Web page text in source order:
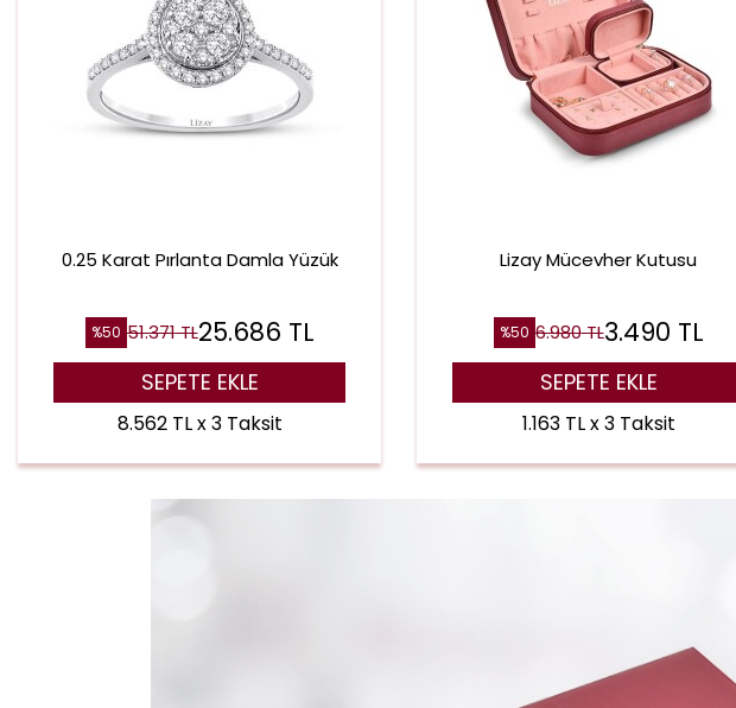
0.25 Karat Pırlanta Damla Yüzük
%50 51.371TL25.686 TL
SEPETE EKLE
8.562 TL x 3 Taksit
Lizay Mücevher Kutusu
%50 6.980TL3.490 TL
SEPETE EKLE
1.163 TL x 3 Taksit